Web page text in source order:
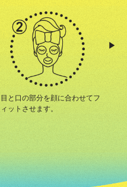
目と口の部分を顔に合わせてフ
ィットさせます。